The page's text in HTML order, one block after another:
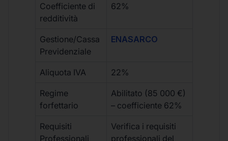
Coefficiente di
redditività
62%
Gestione/Cassa
Previdenziale
ENASARCO
Aliquota IVA 22%
Regime
forfettario
Abilitato (85 000 €)
– coefficiente 62%
Requisiti
Professionali
Verifica i requisiti
professionali del